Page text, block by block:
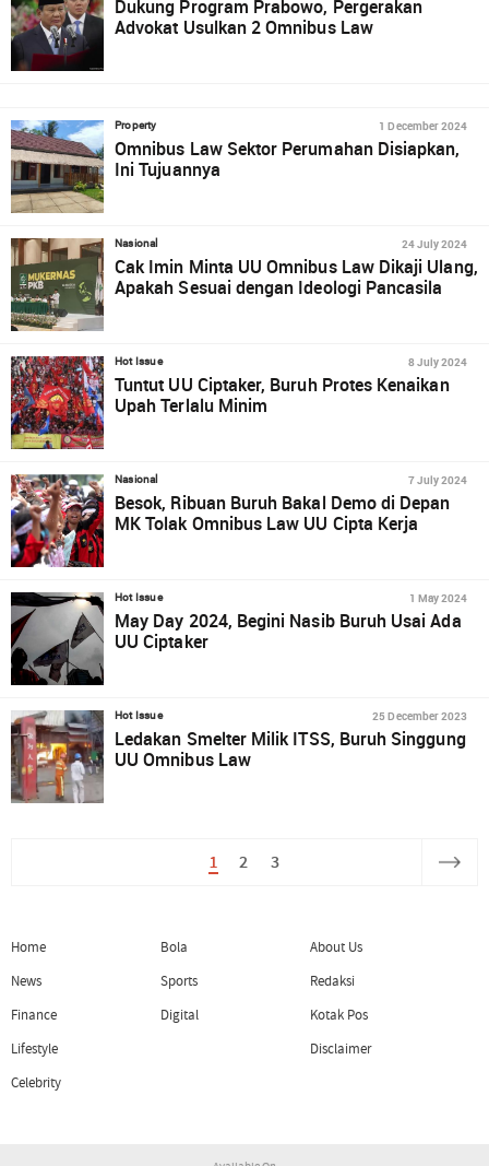
Dukung Program Prabowo, Pergerakan
Advokat Usulkan 2 Omnibus Law
Property 1 December 2024
Omnibus Law Sektor Perumahan Disiapkan,
Ini Tujuannya
Nasional 24 July 2024
Cak Imin Minta UU Omnibus Law Dikaji Ulang,
Apakah Sesuai dengan Ideologi Pancasila
Hot Issue 8 July 2024
Tuntut UU Ciptaker, Buruh Protes Kenaikan
Upah Terlalu Minim
Nasional 7 July 2024
Besok, Ribuan Buruh Bakal Demo di Depan
MK Tolak Omnibus Law UU Cipta Kerja
Hot Issue 1 May 2024
May Day 2024, Begini Nasib Buruh Usai Ada
UU Ciptaker
Hot Issue 25 December 2023
Ledakan Smelter Milik ITSS, Buruh Singgung
UU Omnibus Law
1 2 3
Home
News
Finance
Lifestyle
Celebrity
Bola
Sports
Digital
About Us
Redaksi
Kotak Pos
Disclaimer